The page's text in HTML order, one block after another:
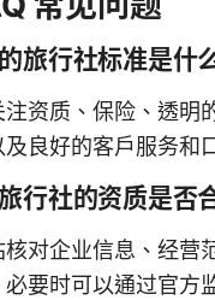
旅行社标准是什
注资质、保险、透明
良好的客户服务和
行社的资质是否
对企业信息、经营
要时可以通过官方